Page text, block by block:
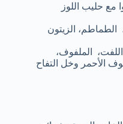
مع حليب اللوز
الطماطم، الزيتون
الملفوف،
الأحمر وخل التفاح